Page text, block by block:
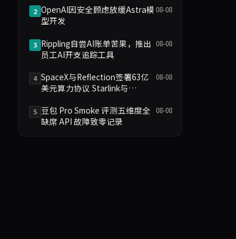
2 OpenAI因安全顾虑放缓Astra模
型开发
08-08
3 Rippling自尝AI账单苦果，推出
员工AI开支追踪工具
08-08
4 SpaceX与Reflection签署63亿
美元算力协议 Starlink与
08-08
5 豆包 Pro Smoke 评测五维度全
缺席 API 故障致零记录
08-08